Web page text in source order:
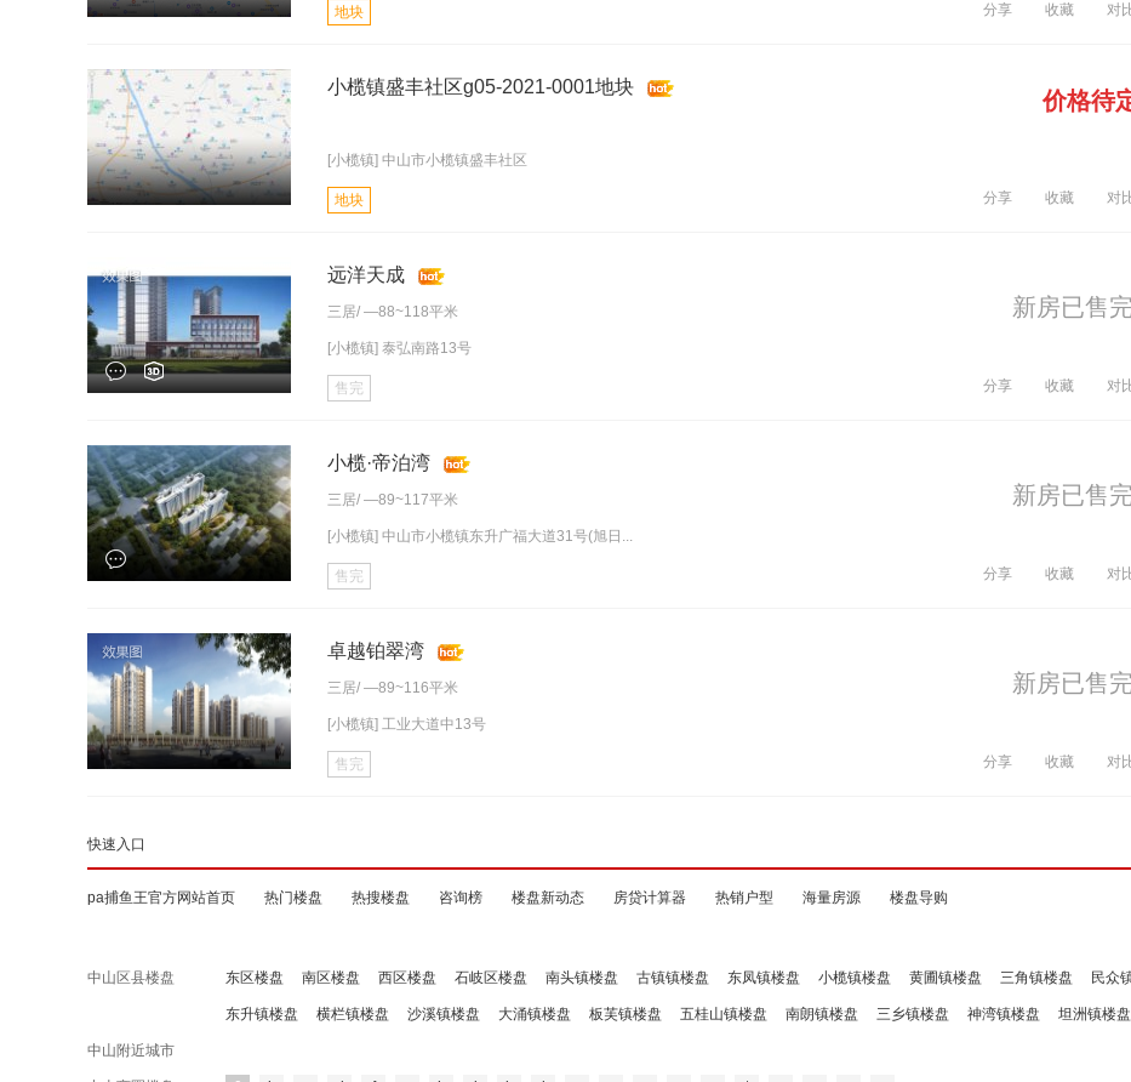
地块 分享 收藏 对
小榄镇盛丰社区g05-2021-0001地块
[小榄镇] 中山市小榄镇盛丰社区
地块
价格待
分享 收藏 对
远洋天成
三居/ —88~118平米
[小榄镇] 泰弘南路13号
售完
新房已售
分享 收藏 对
小榄·帝泊湾
三居/ —89~117平米
[小榄镇] 中山市小榄镇东升广福大道31号(旭日...
售完
新房已售
分享 收藏 对
卓越铂翠湾
三居/ —89~116平米
[小榄镇] 工业大道中13号
售完
新房已售
分享 收藏 对
快速入口
pa捕鱼王官方网站首页 热门楼盘 热搜楼盘 咨询榜 楼盘新动态 房贷计算器 热销户型 海量房源 楼盘导购
中山区县楼盘 东区楼盘 南区楼盘 西区楼盘 石岐区楼盘 南头镇楼盘 古镇镇楼盘 东凤镇楼盘 小榄镇楼盘 黄圃镇楼盘 三角镇楼盘 民众
东升镇楼盘 横栏镇楼盘 沙溪镇楼盘 大涌镇楼盘 板芙镇楼盘 五桂山镇楼盘 南朗镇楼盘 三乡镇楼盘 神湾镇楼盘 坦洲镇楼盘
中山附近城市